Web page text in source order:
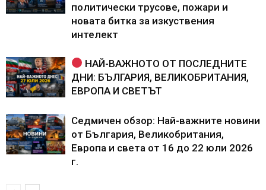
политически трусове, пожари и
новата битка за изкуствения
интелект
НАЙ-ВАЖНОТО ОТ ПОСЛЕДНИТЕ
ДНИ: БЪЛГАРИЯ, ВЕЛИКОБРИТАНИЯ,
ЕВРОПА И СВЕТЪТ
Седмичен обзор: Най-важните новини
от България, Великобритания,
Европа и света от 16 до 22 юли 2026
г.